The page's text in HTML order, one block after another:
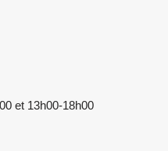
et 13h00-18h00